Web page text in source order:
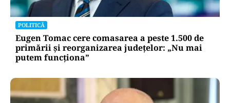
POLITICĂ
Eugen Tomac cere comasarea a peste 1.500 de
primării și reorganizarea județelor: „Nu mai
putem funcționa”